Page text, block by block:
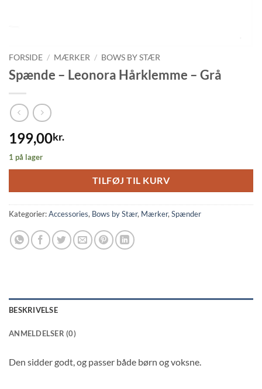
FORSIDE / MÆRKER / BOWS BY STÆR
Spænde – Leonora Hårklemme – Grå
199,00kr.
1 på lager
TILFØJ TIL KURV
Kategorier:Accessories, Bows by Stær, Mærker, Spænder
BESKRIVELSE
ANMELDELSER (0)
Den sidder godt, og passer både børn og voksne.